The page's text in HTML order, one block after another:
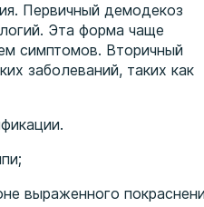
Первичный демодекоз
Эта форма чаще
симптомов. Вторичный
заболеваний, таких как
выраженного